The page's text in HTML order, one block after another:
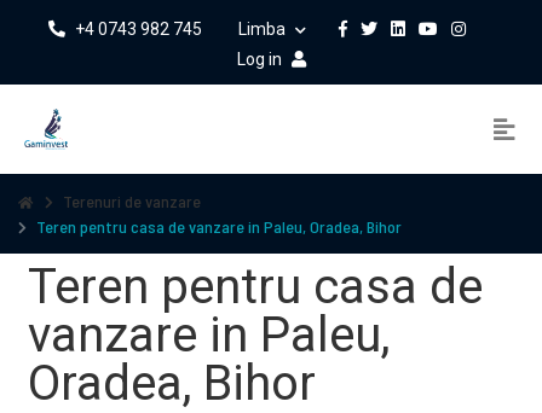
+4 0743 982 745
Limba
Log in
Terenuri de vanzare
Teren pentru casa de vanzare in Paleu, Oradea, Bihor
Teren pentru casa de
vanzare in Paleu,
Oradea, Bihor